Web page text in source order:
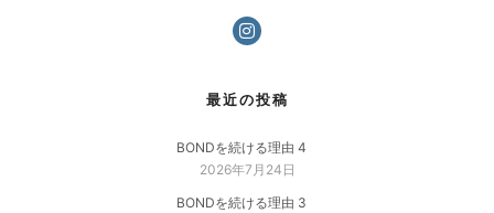
最近の投稿
BONDを続ける理由 4
2026年7月24日
BONDを続ける理由 3